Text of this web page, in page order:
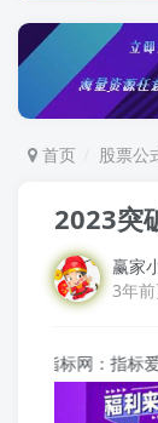
首页 股票公
2023突
赢家
3年
好者的乐园，快